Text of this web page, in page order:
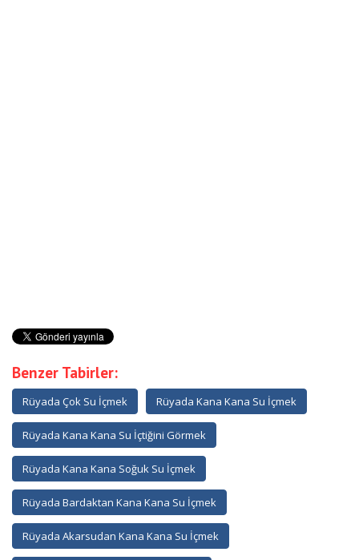
Benzer Tabirler:
Rüyada Çok Su İçmek Rüyada Kana Kana Su İçmek
Rüyada Kana Kana Su İçtiğini Görmek
Rüyada Kana Kana Soğuk Su İçmek
Rüyada Bardaktan Kana Kana Su İçmek
Rüyada Akarsudan Kana Kana Su İçmek